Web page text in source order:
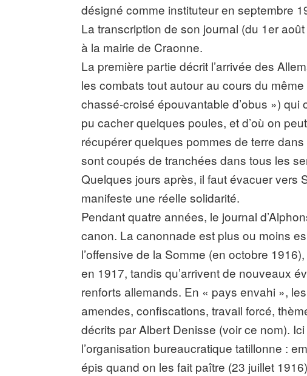
désigné comme instituteur en septembre
La transcription de son journal (du 1er
à la mairie de Craonne.
La première partie décrit l’arrivée des
les combats tout autour au cours du
chassé-croisé épouvantable d’obus »)
pu cacher quelques poules, et d’où on
récupérer quelques pommes de terre
sont coupés de tranchées dans tous les
Quelques jours après, il faut évacuer vers
manifeste une réelle solidarité.
Pendant quatre années, le journal
canon. La canonnade est plus ou moins
l’offensive de la Somme (en octobre
en 1917, tandis qu’arrivent de nouveaux
renforts allemands. En « pays envahi »,
amendes, confiscations, travail forcé,
décrits par Albert Denisse (voir ce nom).
l’organisation bureaucratique tatillonne :
épis quand on les fait paître (23 juillet